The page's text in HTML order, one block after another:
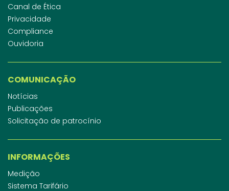
Canal de Ética
Privacidade
Compliance
Ouvidoria
COMUNICAÇÃO
Notícias
Publicações
Solicitação de patrocínio
INFORMAÇÕES
Medição
Sistema Tarifário